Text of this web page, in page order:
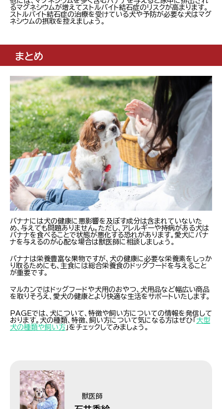
るマグネシウムが増えてストルバイト結石症のリスクが高まります。
ストルバイト結石症の治療を受けている犬や予防が必要な犬はマグ
ネシウムの摂取を控えましょう。
まとめ
バナナには犬の健康に悪影響を及ぼす成分は含まれていないた
め、与えても問題ありません。ただし、アレルギーや持病がある犬は
バナナを食べることで状態が悪化する恐れがあります。愛犬にバナ
ナを与えるのが心配な場合は獣医師に相談しましょう。
バナナは栄養豊富な果物ですが、犬の健康に必要な栄養素をしっか
り取るためにも、主食には総合栄養食のドッグフードを与えること
が重要です。
マルカンではドッグフードや犬用のおやつ、犬用品など幅広い商品
を取りそろえ、愛犬の健康とより快適な生活をサポートいたします。
PAGEでは、犬について、特徴や飼い方についての情報を発信して
おります。犬の種類、特徴、飼い方について気になる方はぜひ「 大型
犬の種類や飼い方 」をチェックしてみましょう。
獣医師